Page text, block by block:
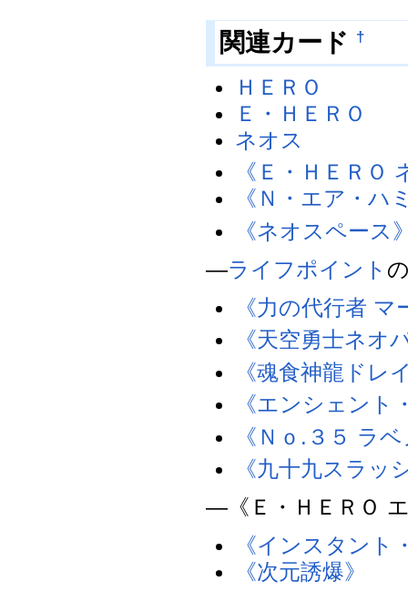
関連カード †
ＨＥＲＯ
Ｅ・ＨＥＲＯ
ネオス
《Ｅ・ＨＥＲＯ
《Ｎ・エア・ハ
《ネオスペース
―ライフポイント
《力の代行者 マ
《天空勇士ネオ
《魂食神龍ドレ
《エンシェント
《Ｎｏ.３５ ラ
《九十九スラッ
―《Ｅ・ＨＥＲＯ
《インスタント
《次元誘爆》